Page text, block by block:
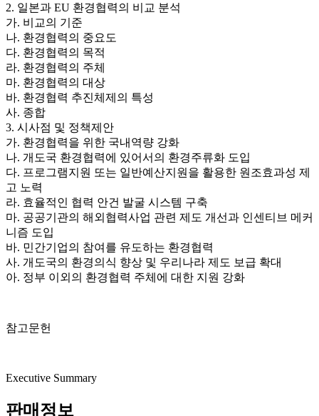
2. 일본과 EU 환경협력의 비교 분석
가. 비교의 기준
나. 환경협력의 중요도
다. 환경협력의 목적
라. 환경협력의 주체
마. 환경협력의 대상
바. 환경협력 추진체제의 특성
사. 종합
3. 시사점 및 정책제안
가. 환경협력을 위한 국내역량 강화
나. 개도국 환경협력에 있어서의 환경주류화 도입
다. 프로그램지원 또는 일반예산지원을 활용한 원조효과성 제
고 노력
라. 효율적인 협력 안건 발굴 시스템 구축
마. 공공기관의 해외협력사업 관련 제도 개선과 인센티브 메커
니즘 도입
바. 민간기업의 참여를 유도하는 환경협력
사. 개도국의 환경의식 향상 및 우리나라 제도 보급 확대
아. 정부 이외의 환경협력 주체에 대한 지원 강화
참고문헌
Executive Summary
판매정보